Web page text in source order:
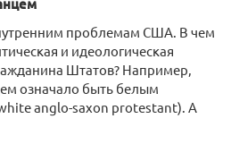
проблемам США. В чем
и идеологическая
Штатов? Например,
означало быть белым
anglo-saxon protestant). А